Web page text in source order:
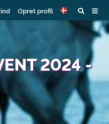
Opret profil
2024 -